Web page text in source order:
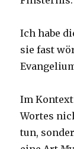
Ich habe
sie fast
Im
Wortes
tun,